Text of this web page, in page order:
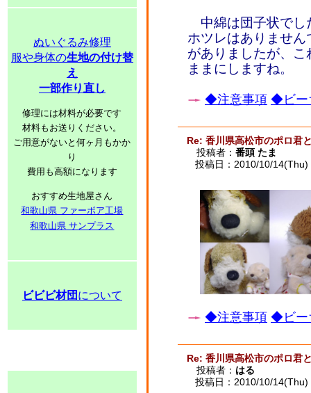
ぬいぐるみ修理
服や身体の生地の付け替
え
一部作り直し
修理には材料が必要です
材料もお送りください。
ご用意がないと何ヶ月もかか
り
費用も高額になります
おすすめ生地屋さん
和歌山県 ファーボア工場
和歌山県 サンプラス
ビビビ材団 について
中綿は団子状でし
ホツレはありませ
がありましたが、
ままにしますね。
◆注意事項 ◆ビー
Re: 香川県高松市のポロ君
投稿者： 番頭 たま
投稿日：2010/10/
◆注意事項 ◆ビー
Re: 香川県高松市のポロ君
投稿者： はる
投稿日：2010/10/